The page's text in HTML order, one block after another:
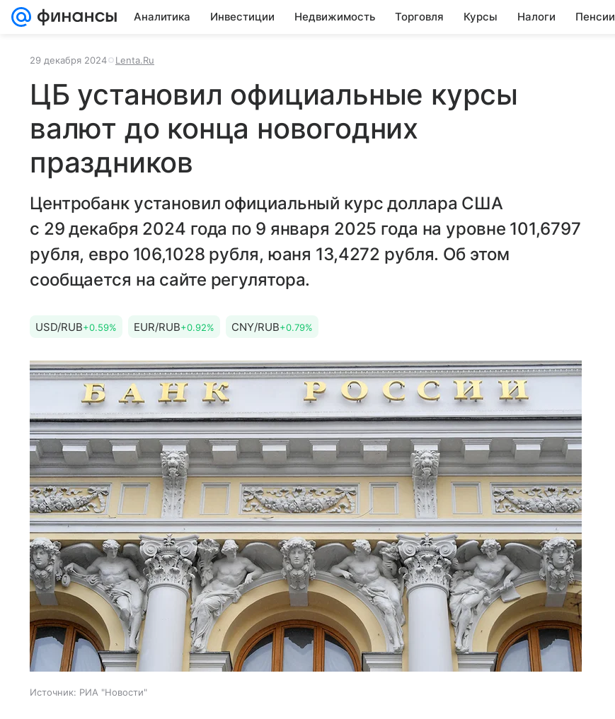
Аналитика Инвестиции Недвижимость Торговля Курсы Налоги Пенсии
29 декабря 2024 Lenta.Ru
ЦБ установил официальные курсы
валют до конца новогодних
праздников
Центробанк установил официальный курс доллара США
с 29 декабря 2024 года по 9 января 2025 года на уровне 101,6797
рубля, евро 106,1028 рубля, юаня 13,4272 рубля. Об этом
сообщается на сайте регулятора.
USD/RUB+0.59% EUR/RUB+0.92% CNY/RUB+0.79%
Источник: РИА "Новости"